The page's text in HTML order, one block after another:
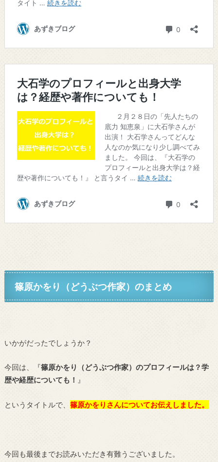
篠原かをり（どうぶつ作家）のまとめ
いかがだったでしょうか？
今回は、『篠原かをり（どうぶつ作家）のプロフィールは？学
歴や経歴についても！ 』
というタイトルで、 篠原かをりさんについてお伝えしました。
今回も最後までお読みいただき有難うございました。